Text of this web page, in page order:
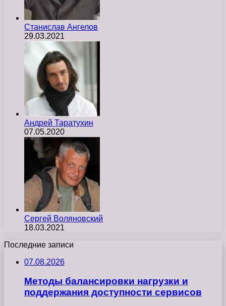
Станислав Ангелов
29.03.2021
Андрей Таратухин
07.05.2020
Сергей Воляновский
18.03.2021
Последние записи
07.08.2026
Методы балансировки нагрузки и
поддержания доступности сервисов